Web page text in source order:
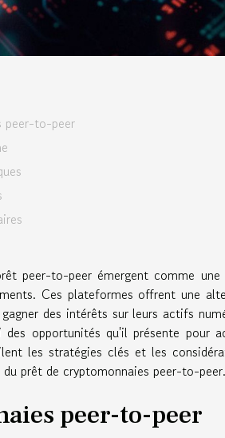
peer-to-peer
peer-to-peer émergent comme une
Ces plateformes offrent une
des intérêts sur leurs actifs
opportunités qu'il présente pour
les stratégies clés et les
prêt de cryptomonnaies peer-to-peer.
peer-to-peer